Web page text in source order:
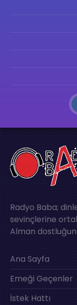
Radyo Baba;
sevinçlerine
Alman
Ana Sayfa
Emeği Geçenler
İstek Hattı